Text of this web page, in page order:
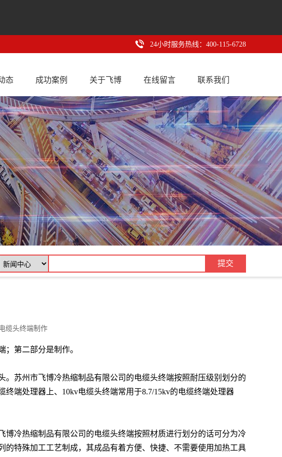
24小时服务热线：400-115-6728
态 成功案例 关于飞博 在线留言 联系我们
缆头终端制作
；第二部分是制作。
苏州市飞博冷热缩制品有限公司的电缆头终端按照耐压级别划分的
端处理器上、10kv电缆头终端常用于8.7/15kv的电缆终端处理器
冷热缩制品有限公司的电缆头终端按照材质进行划分的话可分为冷
特殊加工工艺制成，其成品有着方便、快捷、不需要使用加热工具